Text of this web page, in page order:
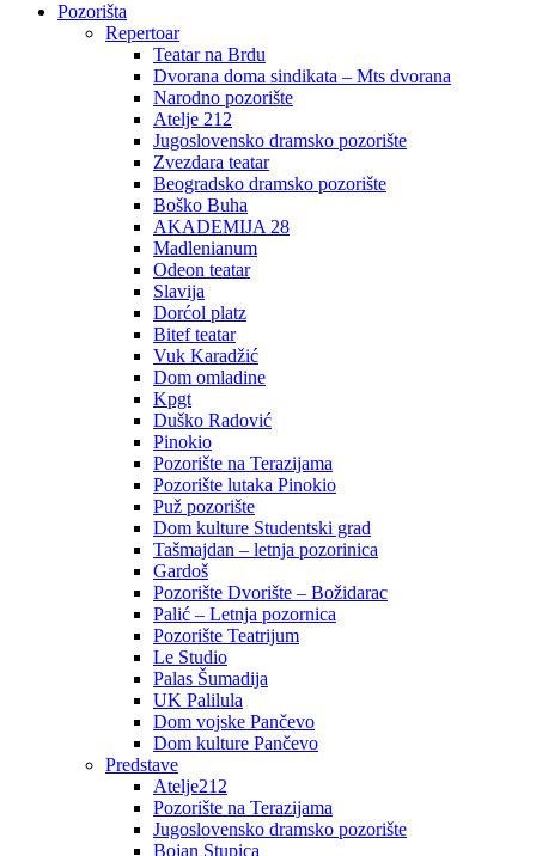
Pozorišta
Repertoar
Teatar na Brdu
Dvorana doma sindikata – Mts dvorana
Narodno pozorište
Atelje 212
Jugoslovensko dramsko pozorište
Zvezdara teatar
Beogradsko dramsko pozorište
Boško Buha
AKADEMIJA 28
Madlenianum
Odeon teatar
Slavija
Dorćol platz
Bitef teatar
Vuk Karadžić
Dom omladine
Kpgt
Duško Radović
Pinokio
Pozorište na Terazijama
Pozorište lutaka Pinokio
Puž pozorište
Dom kulture Studentski grad
Tašmajdan – letnja pozorinica
Gardoš
Pozorište Dvorište – Božidarac
Palić – Letnja pozornica
Pozorište Teatrijum
Le Studio
Palas Šumadija
UK Palilula
Dom vojske Pančevo
Dom kulture Pančevo
Predstave
Atelje212
Pozorište na Terazijama
Jugoslovensko dramsko pozorište
Bojan Stupica